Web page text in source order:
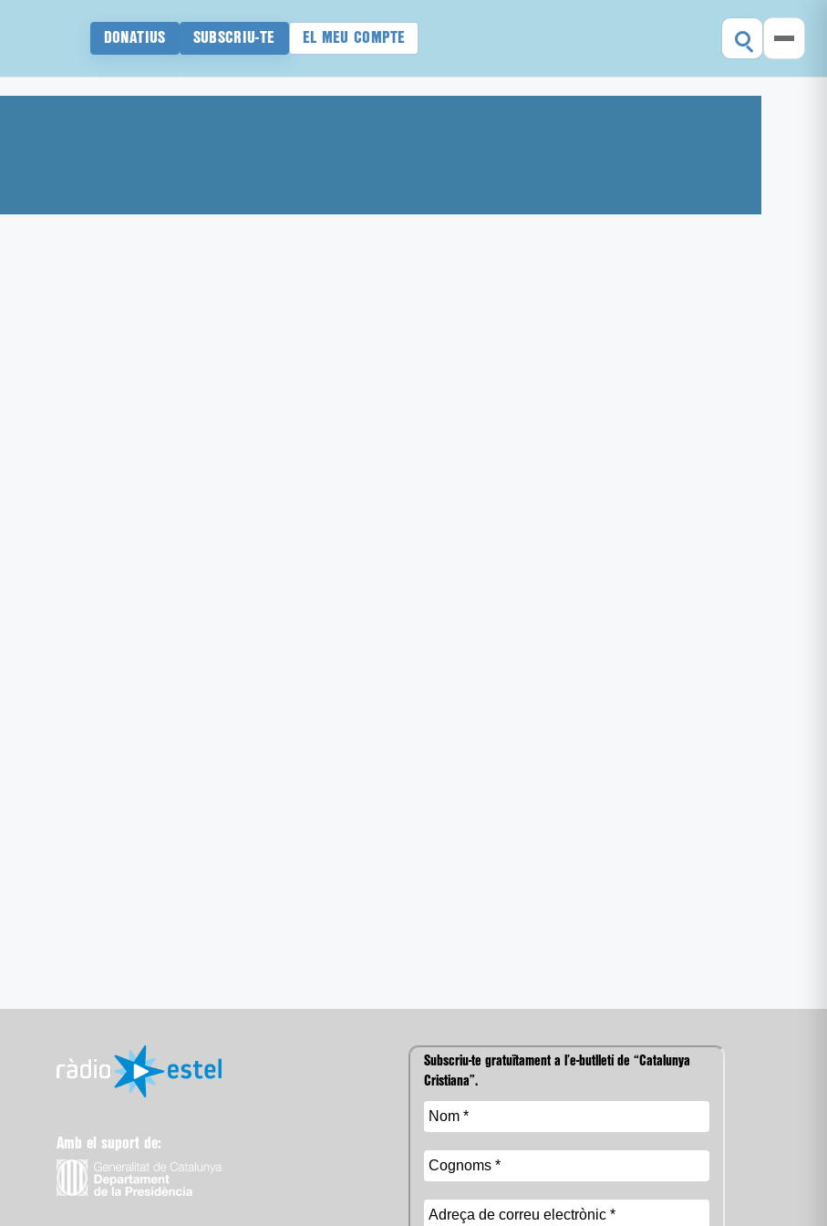
DONATIUS SUBSCRIU-TE EL MEU COMPTE
Amb el suport de:
Subscriu-te gratuïtament a l’e-butlletí de “Catalunya
Cristiana”.